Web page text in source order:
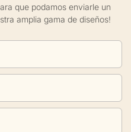
que podamos enviarle un
amplia gama de diseños!